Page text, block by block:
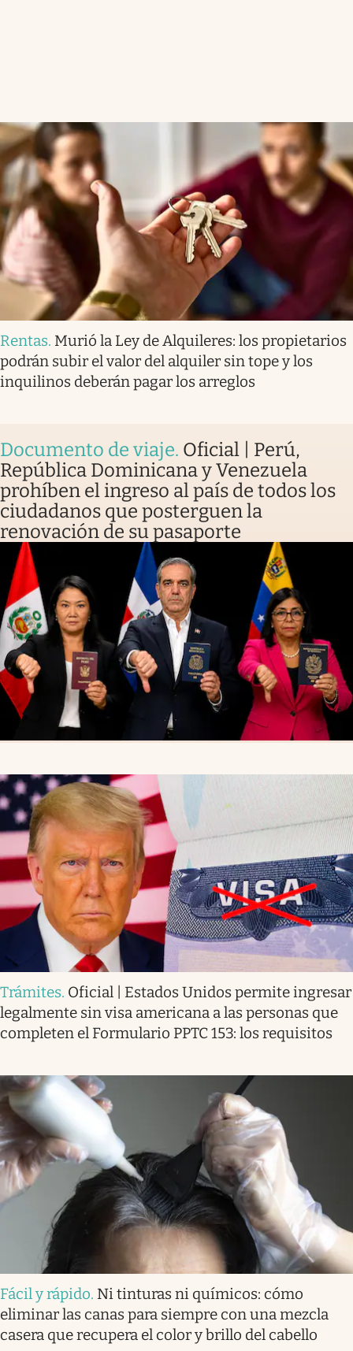
Rentas. Murió la Ley de Alquileres: los propietarios
podrán subir el valor del alquiler sin tope y los
inquilinos deberán pagar los arreglos
Documento de viaje. Oficial | Perú,
República Dominicana y Venezuela
prohíben el ingreso al país de todos los
ciudadanos que posterguen la
renovación de su pasaporte
Trámites. Oficial | Estados Unidos permite ingresar
legalmente sin visa americana a las personas que
completen el Formulario PPTC 153: los requisitos
Fácil y rápido. Ni tinturas ni químicos: cómo
eliminar las canas para siempre con una mezcla
casera que recupera el color y brillo del cabello